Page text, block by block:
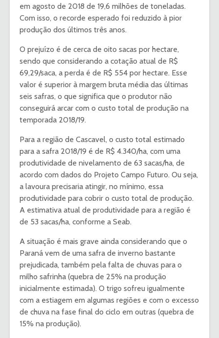
em agosto de 2018 de 19,6 milhões de toneladas.
Com isso, o recorde esperado foi reduzido à pior
produção dos últimos três anos.
O prejuízo é de cerca de oito sacas por hectare,
sendo que considerando a cotação atual de R$
69,29/saca, a perda é de R$ 554 por hectare. Esse
valor é superior à margem bruta média das últimas
seis safras, o que significa que o produtor não
conseguirá arcar com o custo total de produção na
temporada 2018/19.
Para a região de Cascavel, o custo total estimado
para a safra 2018/19 é de R$ 4.340/ha, com uma
produtividade de nivelamento de 63 sacas/ha, de
acordo com dados do Projeto Campo Futuro. Ou seja,
a lavoura precisaria atingir, no mínimo, essa
produtividade para cobrir o custo total de produção.
A estimativa atual de produtividade para a região é
de 53 sacas/ha, conforme a Seab.
A situação é mais grave ainda considerando que o
Paraná vem de uma safra de inverno bastante
prejudicada, também pela falta de chuvas para o
milho safrinha (quebra de 25% na produção
inicialmente estimada). O trigo sofreu igualmente
com a estiagem em algumas regiões e com o excesso
de chuva na fase final do ciclo em outras (quebra de
15% na produção).